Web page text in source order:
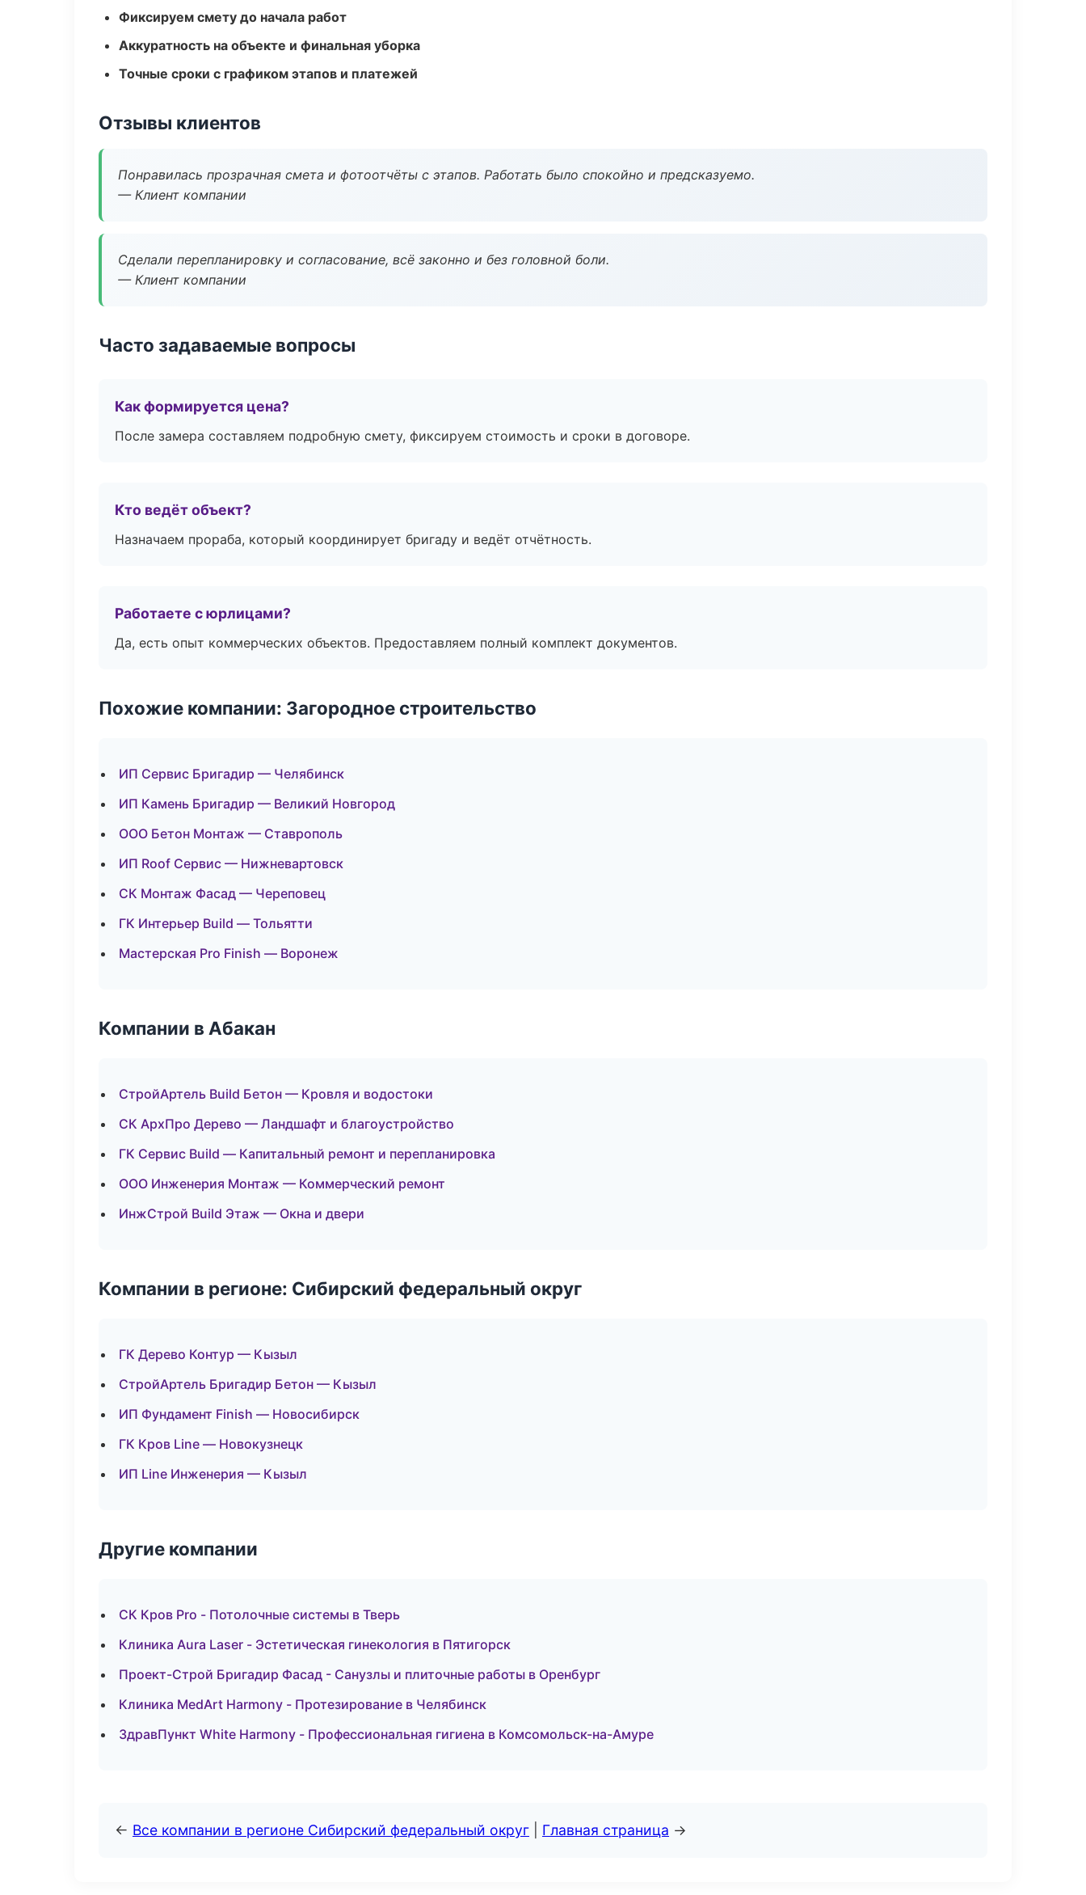
Фиксируем смету до начала работ
Аккуратность на объекте и финальная уборка
Точные сроки с графиком этапов и платежей
Отзывы клиентов
Понравилась прозрачная смета и фотоотчёты с этапов. Работать было спокойно и предсказуемо.
— Клиент компании
Сделали перепланировку и согласование, всё законно и без головной боли.
— Клиент компании
Часто задаваемые вопросы
Как формируется цена?
После замера составляем подробную смету, фиксируем стоимость и сроки в договоре.
Кто ведёт объект?
Назначаем прораба, который координирует бригаду и ведёт отчётность.
Работаете с юрлицами?
Да, есть опыт коммерческих объектов. Предоставляем полный комплект документов.
Похожие компании: Загородное строительство
ИП Сервис Бригадир — Челябинск
ИП Камень Бригадир — Великий Новгород
ООО Бетон Монтаж — Ставрополь
ИП Roof Сервис — Нижневартовск
СК Монтаж Фасад — Череповец
ГК Интерьер Build — Тольятти
Мастерская Pro Finish — Воронеж
Компании в Абакан
СтройАртель Build Бетон — Кровля и водостоки
СК АрхПро Дерево — Ландшафт и благоустройство
ГК Сервис Build — Капитальный ремонт и перепланировка
ООО Инженерия Монтаж — Коммерческий ремонт
ИнжСтрой Build Этаж — Окна и двери
Компании в регионе: Сибирский федеральный округ
ГК Дерево Контур — Кызыл
СтройАртель Бригадир Бетон — Кызыл
ИП Фундамент Finish — Новосибирск
ГК Кров Line — Новокузнецк
ИП Line Инженерия — Кызыл
Другие компании
СК Кров Pro - Потолочные системы в Тверь
Клиника Aura Laser - Эстетическая гинекология в Пятигорск
Проект-Строй Бригадир Фасад - Санузлы и плиточные работы в Оренбург
Клиника MedArt Harmony - Протезирование в Челябинск
ЗдравПункт White Harmony - Профессиональная гигиена в Комсомольск-на-Амуре
← Все компании в регионе Сибирский федеральный округ Главная страница →